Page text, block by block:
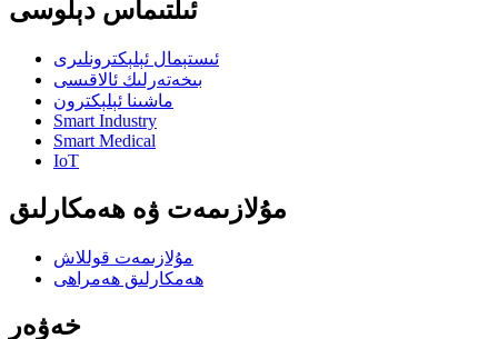
ئىلتىماس دېلوسى
ئىستېمال ئېلېكترونلىرى
بىخەتەرلىك ئالاقىسى
ماشىنا ئېلېكترون
Smart Industry
Smart Medical
IoT
مۇلازىمەت ۋە ھەمكارلىق
مۇلازىمەت قوللاش
ھەمكارلىق ھەمراھى
خەۋەر